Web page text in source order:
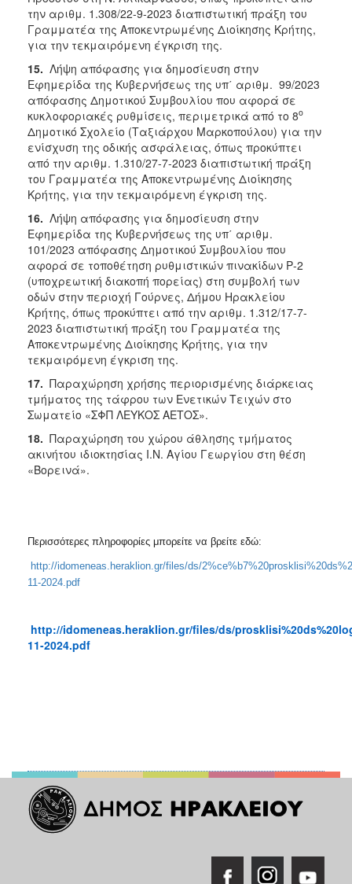
την αριθμ. 1.308/22-9-2023 διαπιστωτική πράξη του
Γραμματέα της Αποκεντρωμένης Διοίκησης Κρήτης,
για την τεκμαιρόμενη έγκριση της.
15. Λήψη απόφασης για δημοσίευση στην
Εφημερίδα της Κυβερνήσεως της υπ΄ αριθμ. 99/2023
απόφασης Δημοτικού Συμβουλίου που αφορά σε
κυκλοφοριακές ρυθμίσεις, περιμετρικά από το 8ο
Δημοτικό Σχολείο (Ταξιάρχου Μαρκοπούλου) για την
ενίσχυση της οδικής ασφάλειας, όπως προκύπτει
από την αριθμ. 1.310/27-7-2023 διαπιστωτική πράξη
του Γραμματέα της Αποκεντρωμένης Διοίκησης
Κρήτης, για την τεκμαιρόμενη έγκριση της.
16. Λήψη απόφασης για δημοσίευση στην
Εφημερίδα της Κυβερνήσεως της υπ΄ αριθμ.
101/2023 απόφασης Δημοτικού Συμβουλίου που
αφορά σε τοποθέτηση ρυθμιστικών πινακίδων Ρ-2
(υποχρεωτική διακοπή πορείας) στη συμβολή των
οδών στην περιοχή Γούρνες, Δήμου Ηρακλείου
Κρήτης, όπως προκύπτει από την αριθμ. 1.312/17-7-
2023 διαπιστωτική πράξη του Γραμματέα της
Αποκεντρωμένης Διοίκησης Κρήτης, για την
τεκμαιρόμενη έγκριση της.
17. Παραχώρηση χρήσης περιορισμένης διάρκειας
τμήματος της τάφρου των Ενετικών Τειχών στο
Σωματείο «ΣΦΠ ΛΕΥΚΟΣ ΑΕΤΟΣ».
18. Παραχώρηση του χώρου άθλησης τμήματος
ακινήτου ιδιοκτησίας Ι.Ν. Αγίου Γεωργίου στη θέση
«Βορεινά».
Περισσότερες πληροφορίες μπορείτε να βρείτε εδώ:
http://idomeneas.heraklion.gr/files/ds/
11-2024.pdf
http://idomeneas.heraklion.gr/files/ds/
11-2024.pdf